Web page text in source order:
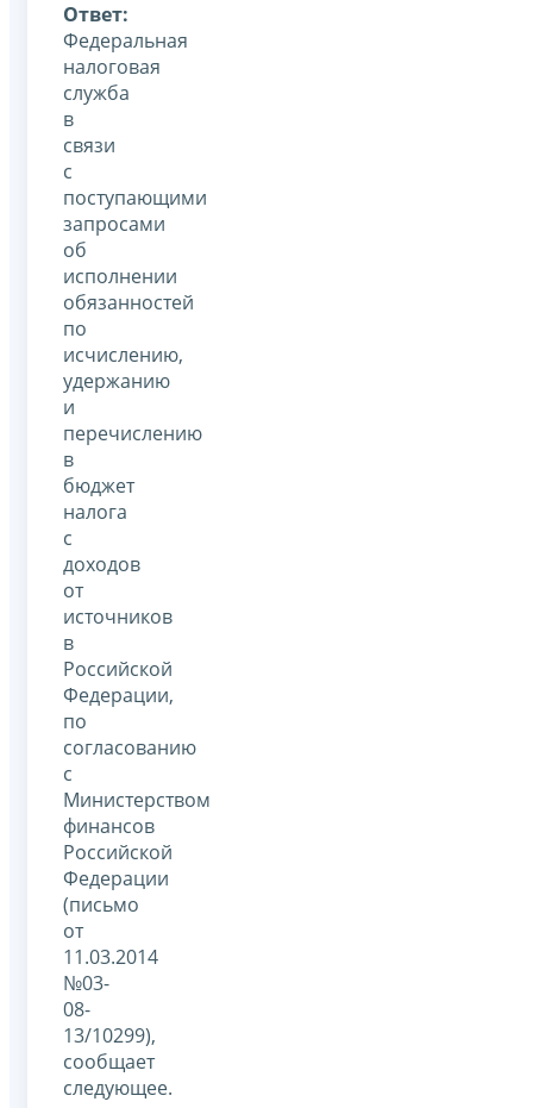
Ответ:
Федеральная
налоговая
служба
в
связи
с
поступающими
запросами
об
исполнении
обязанностей
по
исчислению,
удержанию
и
перечислению
в
бюджет
налога
с
доходов
от
источников
в
Российской
Федерации,
по
согласованию
с
Министерством
финансов
Российской
Федерации
(письмо
от
11.03.2014
№03-
08-
13/10299),
сообщает
следующее.